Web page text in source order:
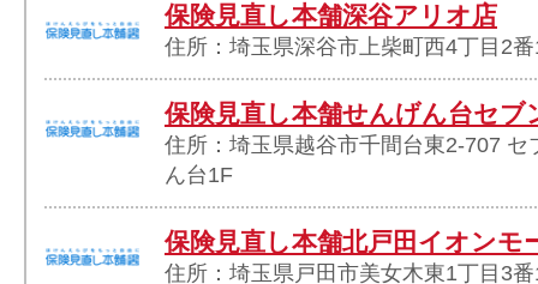
保険見直し本舗深谷アリオ店
住所：埼玉県深谷市上柴町西4丁目2
保険見直し本舗せんげん台セブ
住所：埼玉県越谷市千間台東2-707 セ
ん台1F
保険見直し本舗北戸田イオンモ
住所：埼玉県戸田市美女木東1丁目3